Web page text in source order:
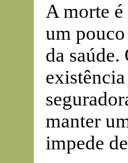
A morte
um
da
manter
impede